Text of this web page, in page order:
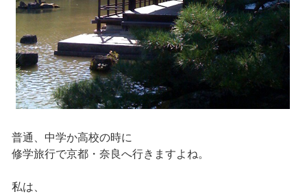
普通、中学か高校の時に
修学旅行で京都・奈良へ行きますよね。
私は、